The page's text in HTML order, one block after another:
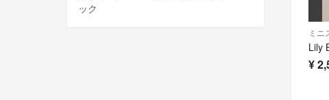
ミニ
¥
ック